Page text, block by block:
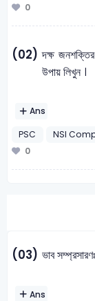
0
(02) দক্ষ
উপায় লিখুন ।
Ans
PSC
NSI
0
(03) ভাব
Ans